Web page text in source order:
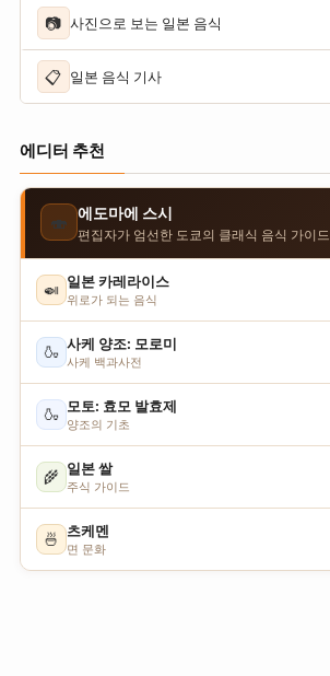
📷 사진으로 보는 일본 음식
📋 일본 음식 기사
에디터 추천
🍣 에도마에 스시
편집자가 엄선한 도쿄의 클래식 음식 가이드
🍛 일본 카레라이스
위로가 되는 음식
🍶 사케 양조: 모로미
사케 백과사전
🍶 모토: 효모 발효제
양조의 기초
🌾 일본 쌀
주식 가이드
🍜 츠케멘
면 문화